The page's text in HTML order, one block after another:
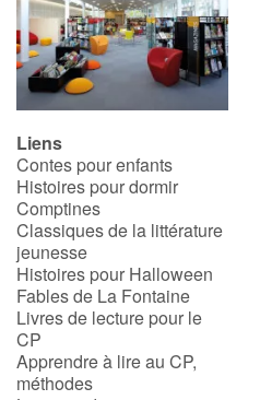
Dyslexie, troubles de la lecture
Nos listes de lecture
Coups de coeur
Liens
Contes pour enfants
Histoires pour dormir
Comptines
Classiques de la littérature
jeunesse
Histoires pour Halloween
Fables de La Fontaine
Livres de lecture pour le
CP
Apprendre à lire au CP,
méthodes